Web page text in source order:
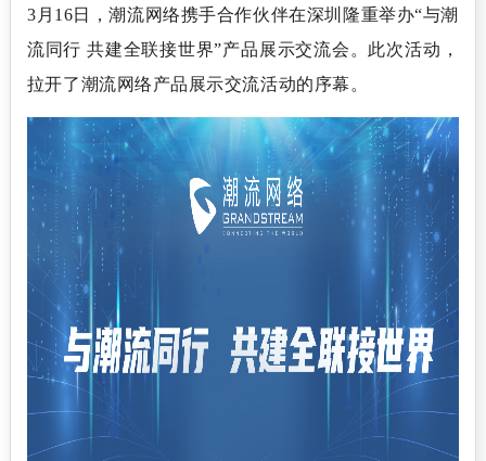
3 月 16日，潮流网络携手合作伙伴在深圳隆重举办“与潮
流同行 共建全联接世界”产品展示交流会。 此次活动，
拉开了潮流网络产品展示交流活动的序幕。